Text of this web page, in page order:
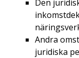
Den
Andra
juridiska